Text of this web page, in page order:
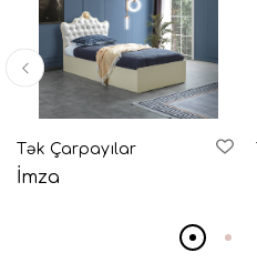
Tək Çarpayılar
İmza